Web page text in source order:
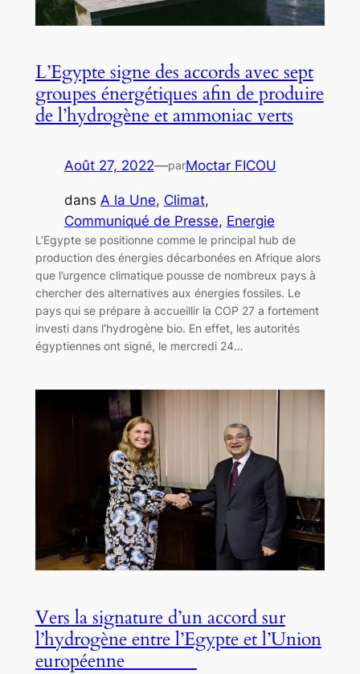
L’Egypte signe des accords avec sept
groupes énergétiques afin de produire
de l’hydrogène et ammoniac verts
Août 27, 2022—parMoctar FICOU
dans A la Une, Climat
Communiqué de Presse, Energie
L’Egypte se positionne comme le principal hub de
production des énergies décarbonées en Afrique alors
que l’urgence climatique pousse de nombreux pays à
chercher des alternatives aux énergies fossiles. Le
pays qui se prépare à accueillir la COP 27 a fortement
investi dans l’hydrogène bio. En effet, les autorités
égyptiennes ont signé, le mercredi 24…
Vers la signature d’un accord sur
l’hydrogène entre l’Egypte et l’Union
européenne